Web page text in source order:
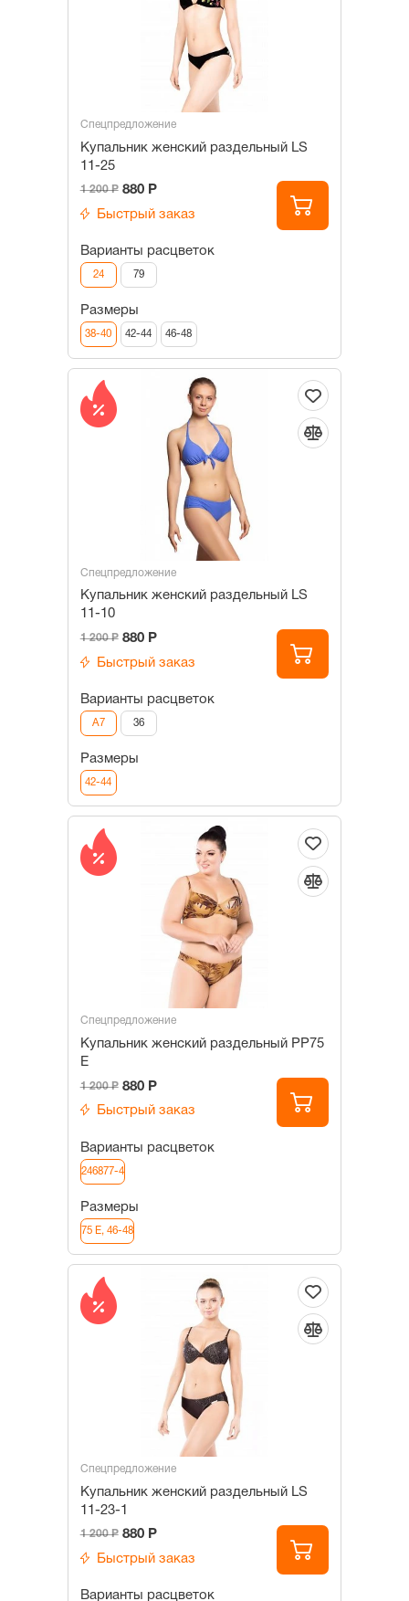
Спецпредложение
Купальник женский раздельный LS
11-25
1 200 Р 880 Р
Быстрый заказ
Варианты расцветок
24 79
Размеры
38-40 42-44 46-48
Спецпредложение
Купальник женский раздельный LS
11-10
1 200 Р 880 Р
Быстрый заказ
Варианты расцветок
A7 36
Размеры
42-44
Спецпредложение
Купальник женский раздельный PP75
E
1 200 Р 880 Р
Быстрый заказ
Варианты расцветок
246877-4
Размеры
75 E, 46-48
Спецпредложение
Купальник женский раздельный LS
11-23-1
1 200 Р 880 Р
Быстрый заказ
Варианты расцветок